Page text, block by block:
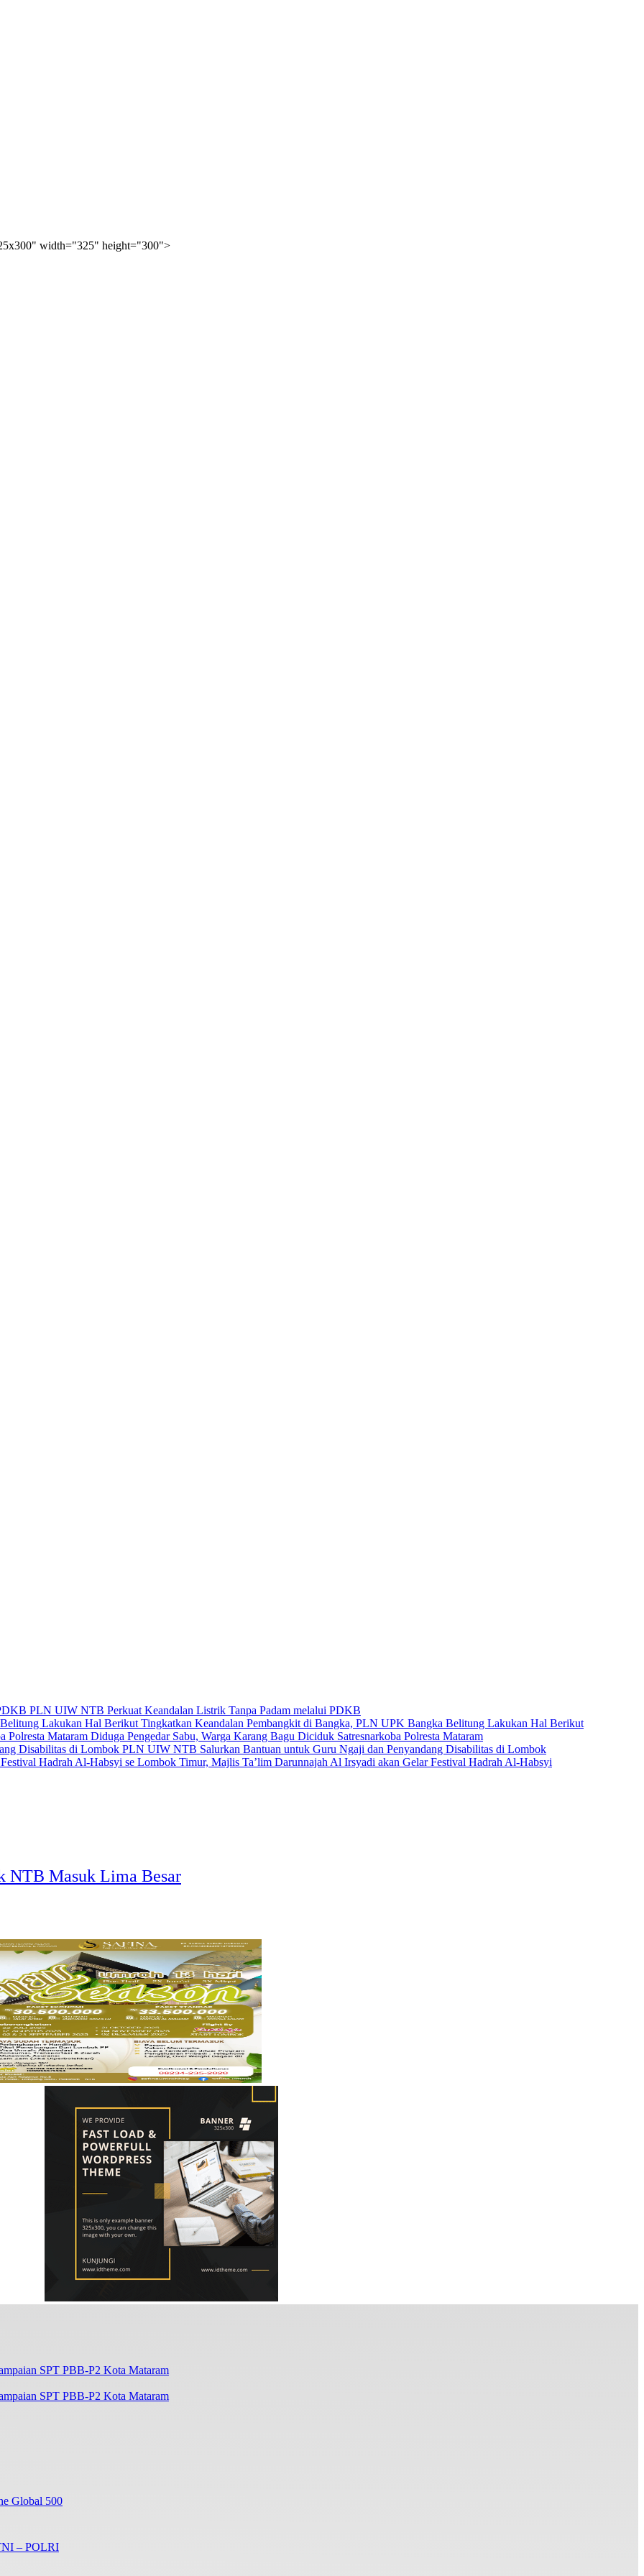
width="325" height="300">
PLN UIW NTB Perkuat Keandalan Listrik Tanpa Padam melalui PDKB
Tingkatkan Keandalan Pembangkit di Bangka, PLN UPK Bangka Belitung Lakukan Hal Berikut
Diduga Pengedar Sabu, Warga Karang Bagu Diciduk Satresnarkoba Polresta Mataram
PLN UIW NTB Salurkan Bantuan untuk Guru Ngaji dan Penyandang Disabilitas di Lombok
se Lombok Timur, Majlis Ta’lim Darunnajah Al Irsyadi akan Gelar Festival Hadrah Al-Habsyi
NTB Masuk Lima Besar
SPT PBB-P2 Kota Mataram
Global 500
– POLRI